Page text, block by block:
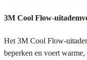
3M Cool Flow-
Het 3M Cool Flow-
beperken en voert